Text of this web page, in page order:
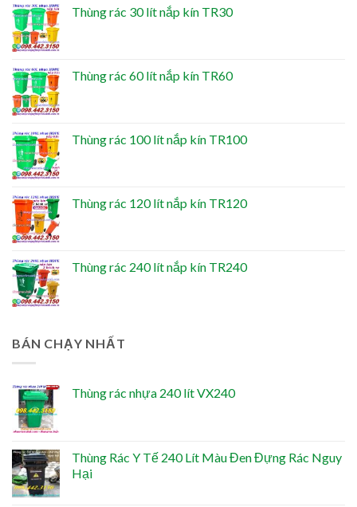
Thùng rác 30 lít nắp kín TR30
Thùng rác 60 lít nắp kín TR60
Thùng rác 100 lít nắp kín TR100
Thùng rác 120 lít nắp kín TR120
Thùng rác 240 lít nắp kín TR240
BÁN CHẠY NHẤT
Thùng rác nhựa 240 lít VX240
Thùng Rác Y Tế 240 Lít Màu Đen Đựng Rác Nguy
Hại